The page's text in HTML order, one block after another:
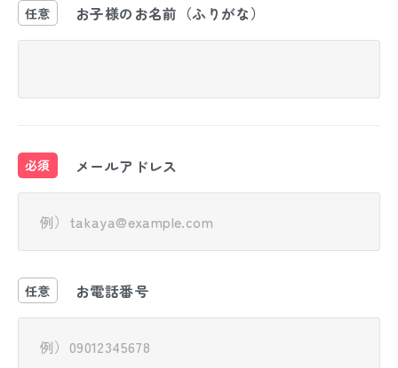
任意 お子様のお名前（ふりがな）
必須 メールアドレス
任意 お電話番号